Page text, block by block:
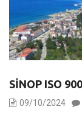
SINOP ISO
09/10/2024